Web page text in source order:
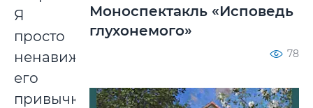
Я
просто
ненавижу
его
привычку
Моноспектакль «Исповедь
глухонемого»
78